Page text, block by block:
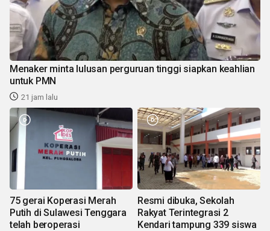
Menaker minta lulusan perguruan tinggi siapkan keahlian
untuk PMN
21 jam lalu
75 gerai Koperasi Merah
Putih di Sulawesi Tenggara
telah beroperasi
Resmi dibuka, Sekolah
Rakyat Terintegrasi 2
Kendari tampung 339 siswa